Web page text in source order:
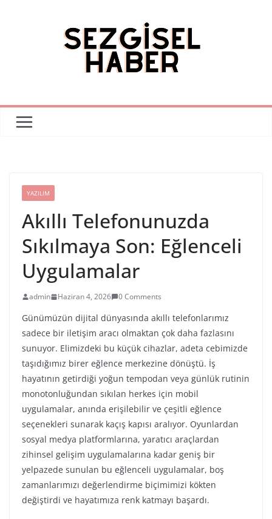
YAZILIM
Akıllı Telefonunuzda
Sıkılmaya Son: Eğlenceli
Uygulamalar
admin Haziran 4, 2026 0 Comments
Günümüzün dijital dünyasında akıllı telefonlarımız
sadece bir iletişim aracı olmaktan çok daha fazlasını
sunuyor. Elimizdeki bu küçük cihazlar, adeta cebimizde
taşıdığımız birer eğlence merkezine dönüştü. İş
hayatının getirdiği yoğun tempodan veya günlük rutinin
monotonluğundan sıkılan herkes için mobil
uygulamalar, anında erişilebilir ve çeşitli eğlence
seçenekleri sunarak kaçış kapısı aralıyor. Oyunlardan
sosyal medya platformlarına, yaratıcı araçlardan
zihinsel gelişim uygulamalarına kadar geniş bir
yelpazede sunulan bu eğlenceli uygulamalar, boş
zamanlarımızı değerlendirme biçimimizi kökten
değiştirdi ve hayatımıza renk katmayı başardı.